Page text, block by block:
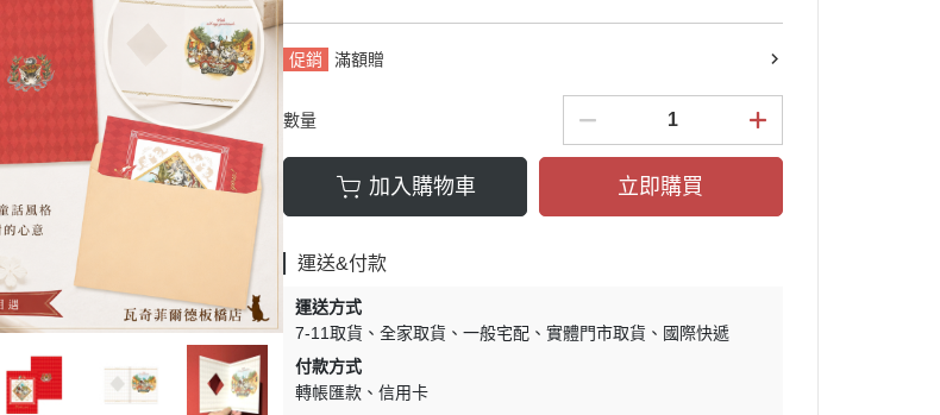
促銷 滿額贈
數量
加入購物車 立即購買
運送&付款
運送方式
7-11取貨
全家取貨 一般宅配 實體門市取貨
國際快遞
付款方式
轉帳匯款
信用卡